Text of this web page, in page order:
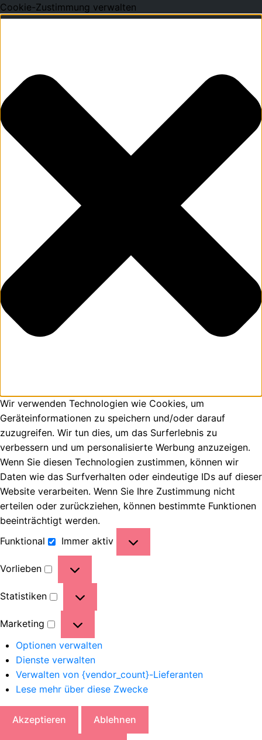
Cookie-Zustimmung verwalten
Wir verwenden Technologien wie Cookies, um
Geräteinformationen zu speichern und/oder darauf
zuzugreifen. Wir tun dies, um das Surferlebnis zu
verbessern und um personalisierte Werbung anzuzeigen.
Wenn Sie diesen Technologien zustimmen, können wir
Daten wie das Surfverhalten oder eindeutige IDs auf dieser
Website verarbeiten. Wenn Sie Ihre Zustimmung nicht
erteilen oder zurückziehen, können bestimmte Funktionen
beeinträchtigt werden.
Funktional
Immer aktiv
Vorlieben
Statistiken
Marketing
Optionen verwalten
Dienste verwalten
Verwalten von {vendor_count}-Lieferanten
Lese mehr über diese Zwecke
Akzeptieren Ablehnen